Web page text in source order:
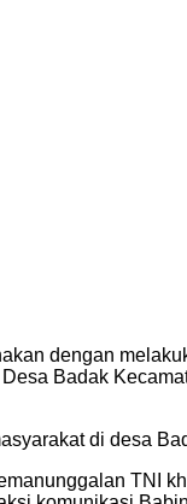
dengan
Badak
di desa
TNI